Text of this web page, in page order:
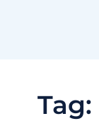
Tag: